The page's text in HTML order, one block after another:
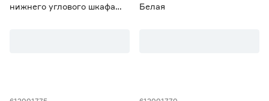
нижнего углового шкафа
Белая